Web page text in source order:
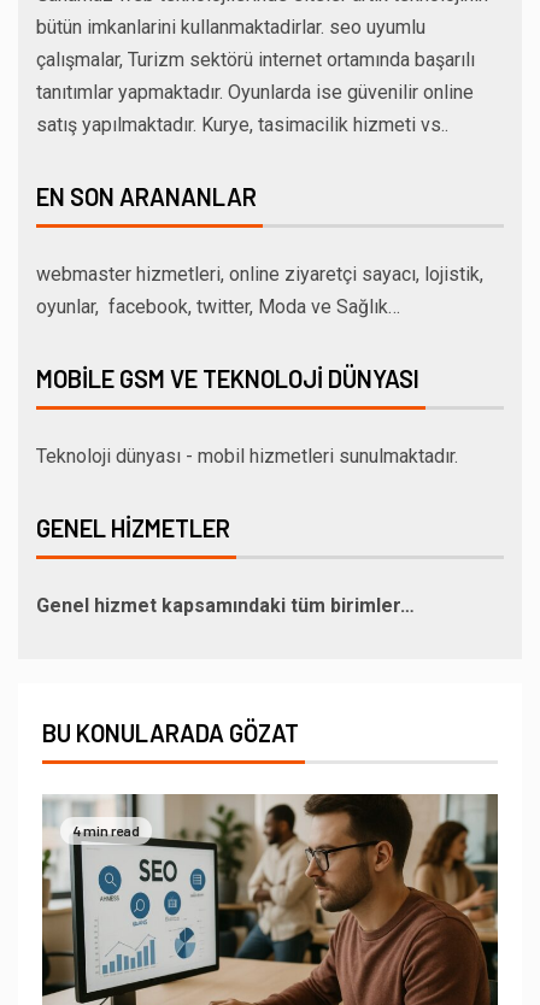
bütün imkanlarini kullanmaktadirlar. seo uyumlu
çalışmalar, Turizm sektörü internet ortamında başarılı
tanıtımlar yapmaktadır. Oyunlarda ise güvenilir online
satış yapılmaktadır. Kurye, tasimacilik hizmeti vs..
EN SON ARANANLAR
webmaster hizmetleri, online ziyaretçi sayacı, lojistik,
oyunlar, facebook, twitter, Moda ve Sağlık…
MOBILE GSM VE TEKNOLOJI DÜNYASI
Teknoloji dünyası - mobil hizmetleri sunulmaktadır.
GENEL HIZMETLER
Genel hizmet kapsamındaki tüm birimler…
BU KONULARADA GÖZAT
4 min read